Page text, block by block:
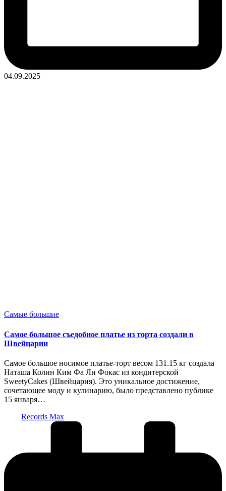
04.09.2025
Опубликовано
Самые большие
Самое большое съедобное платье из торта создали в
Швейцарии
Самое большое носимое платье-торт весом 131.15 кг создала
Наташа Колин Ким Фа Ли Фокас из кондитерской
SweetyCakes (Швейцария). Это уникальное достижение,
сочетающее моду и кулинарию, было представлено публике
15 января…
Records Max